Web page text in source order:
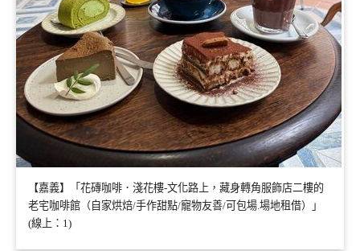
【嘉義】「花磚咖啡．淺花樓-文化路上，藏身轉角服飾店二樓的
老宅咖啡館（自家烘焙/手作甜點/寵物友善/可包場.場地租借）」
(線上：1)